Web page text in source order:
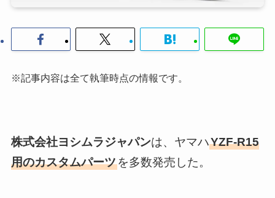
※記事内容は全て執筆時点の情報です。
株式会社ヨシムラジャパンは、ヤマハYZF-R15
用のカスタムパーツを多数発売した。